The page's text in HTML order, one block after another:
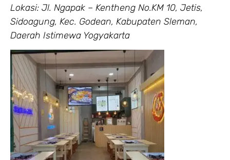
Lokasi: Jl. Ngapak – Kentheng No.KM 10, Jetis,
Sidoagung, Kec. Godean, Kabupaten Sleman,
Daerah Istimewa Yogyakarta